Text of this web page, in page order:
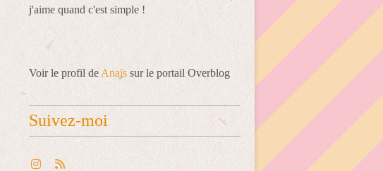
j'aime quand c'est simple !
Voir le profil de Anaïs sur le portail Overblog
Suivez-moi